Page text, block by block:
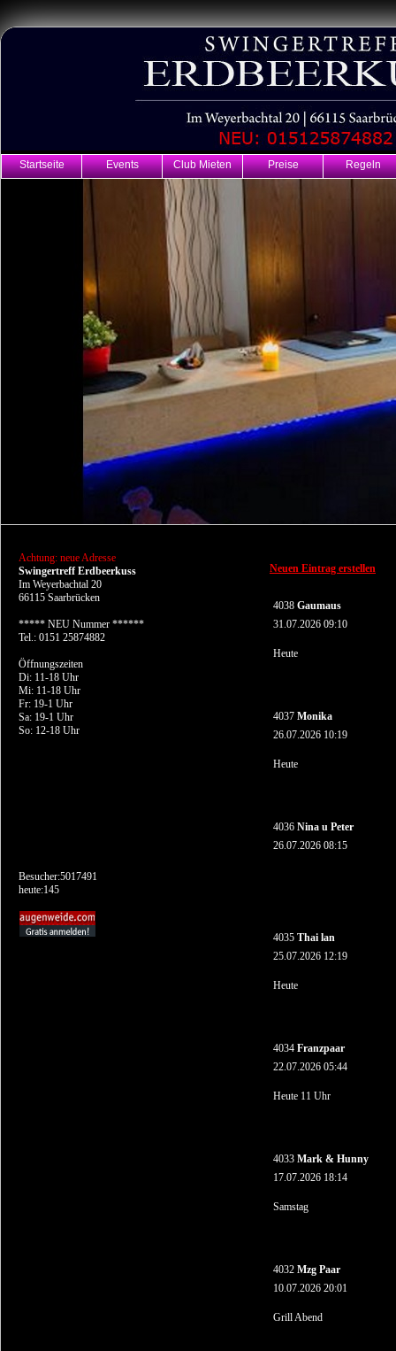
Startseite Events Club Mieten Preise Regeln
Achtung: neue Adresse
Swingertreff Erdbeerkuss
Im Weyerbachtal 20
66115 Saarbrücken
***** NEU Nummer ******
Tel.: 0151 25874882
Öffnungszeiten
Di: 11-18 Uhr
Mi: 11-18 Uhr
Fr: 19-1 Uhr
Sa: 19-1 Uhr
So: 12-18 Uhr
Besucher:5017491
heute:145
Neuen Eintrag erstellen
4038 Gaumaus
31.07.2026 09:10
Heute
4037 Monika
26.07.2026 10:19
Heute
4036 Nina u Peter
26.07.2026 08:15
4035 Thai lan
25.07.2026 12:19
Heute
4034 Franzpaar
22.07.2026 05:44
Heute 11 Uhr
4033 Mark & Hunny
17.07.2026 18:14
Samstag
4032 Mzg Paar
10.07.2026 20:01
Grill Abend